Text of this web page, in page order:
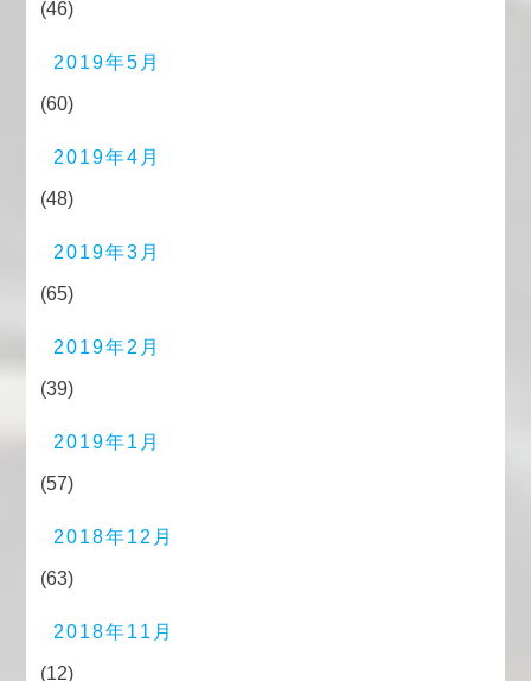
(46)
2019年5月
(60)
2019年4月
(48)
2019年3月
(65)
2019年2月
(39)
2019年1月
(57)
2018年12月
(63)
2018年11月
(12)